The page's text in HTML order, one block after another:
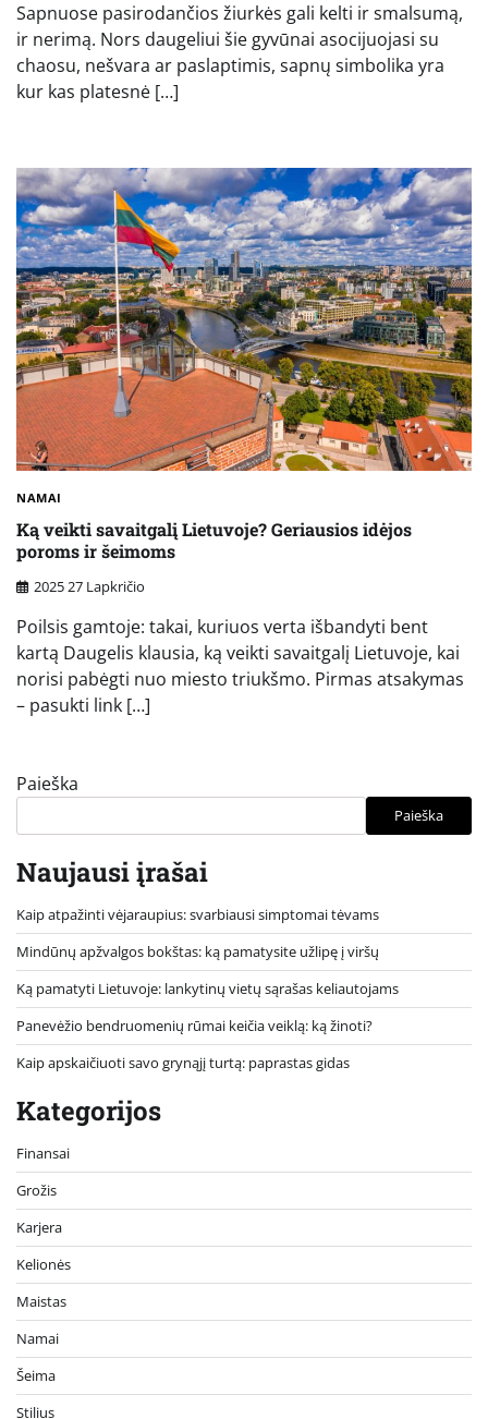
Sapnuose pasirodančios žiurkės gali kelti ir smalsumą,
ir nerimą. Nors daugeliui šie gyvūnai asocijuojasi su
chaosu, nešvara ar paslaptimis, sapnų simbolika yra
kur kas platesnė […]
NAMAI
Ką veikti savaitgalį Lietuvoje? Geriausios idėjos
poroms ir šeimoms
2025 27 Lapkričio
Poilsis gamtoje: takai, kuriuos verta išbandyti bent
kartą Daugelis klausia, ką veikti savaitgalį Lietuvoje, kai
norisi pabėgti nuo miesto triukšmo. Pirmas atsakymas
– pasukti link […]
Paieška
Paieška
Naujausi įrašai
Kaip atpažinti vėjaraupius: svarbiausi simptomai tėvams
Mindūnų apžvalgos bokštas: ką pamatysite užlipę į viršų
Ką pamatyti Lietuvoje: lankytinų vietų sąrašas keliautojams
Panevėžio bendruomenių rūmai keičia veiklą: ką žinoti?
Kaip apskaičiuoti savo grynąjį turtą: paprastas gidas
Kategorijos
Finansai
Grožis
Karjera
Kelionės
Maistas
Namai
Šeima
Stilius